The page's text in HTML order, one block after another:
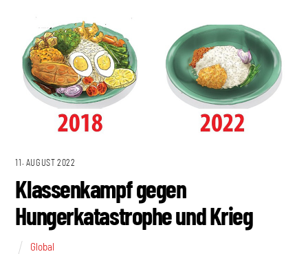
11. AUGUST 2022
Klassenkampf gegen
Hungerkatastrophe und Krieg
Global